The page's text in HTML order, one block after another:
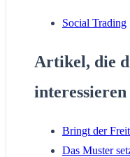
Social Trading
Artikel, die
Bringt der
Das Muster